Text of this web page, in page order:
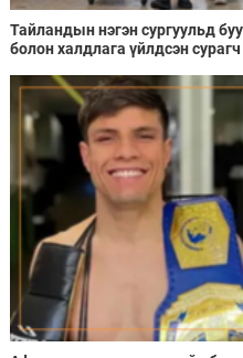
Тайландын нэгэн сургуульд
болон халдлага үйлдсэн